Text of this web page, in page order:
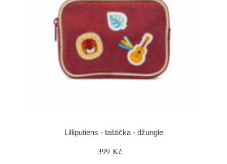
Lilliputiens - taštička - džungle
399 Kč